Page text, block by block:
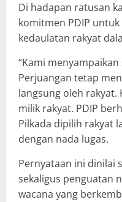
Di hadapan ratusan
komitmen PDIP
kedaulatan rakyat
“Kami
Perjuangan tetap
langsung oleh rakyat.
milik rakyat. PDIP
Pilkada dipilih rakyat
dengan nada lugas.
Pernyataan ini dinilai
sekaligus penguatan
wacana yang